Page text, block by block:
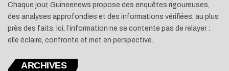
Chaque jour, Guineenews propose des enquêtes rigoureuses,
des analyses approfondies et des informations vérifiées, au plus
près des faits. Ici, l’information ne se contente pas de relayer :
elle éclaire, confronte et met en perspective.
ARCHIVES